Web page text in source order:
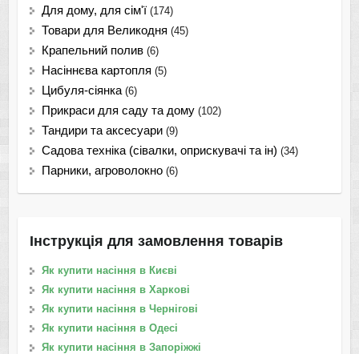
Для дому, для сім'ї (174)
Товари для Великодня (45)
Крапельний полив (6)
Насіннєва картопля (5)
Цибуля-сіянка (6)
Прикраси для саду та дому (102)
Тандири та аксесуари (9)
Садова техніка (сівалки, оприскувачі та ін) (34)
Парники, агроволокно (6)
Інструкція для замовлення товарів
Як купити насіння в Києві
Як купити насіння в Харкові
Як купити насіння в Чернігові
Як купити насіння в Одесі
Як купити насіння в Запоріжжі